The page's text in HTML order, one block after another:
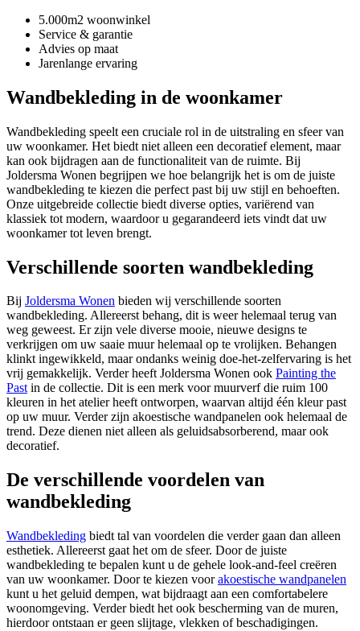
5.000m2 woonwinkel
Service & garantie
Advies op maat
Jarenlange ervaring
Wandbekleding in de woonkamer
Wandbekleding speelt een cruciale rol in de uitstraling en sfeer van
uw woonkamer. Het biedt niet alleen een decoratief element, maar
kan ook bijdragen aan de functionaliteit van de ruimte. Bij
Joldersma Wonen begrijpen we hoe belangrijk het is om de juiste
wandbekleding te kiezen die perfect past bij uw stijl en behoeften.
Onze uitgebreide collectie biedt diverse opties, variërend van
klassiek tot modern, waardoor u gegarandeerd iets vindt dat uw
woonkamer tot leven brengt.
Verschillende soorten wandbekleding
Bij Joldersma Wonen bieden wij verschillende soorten
wandbekleding. Allereerst behang, dit is weer helemaal terug van
weg geweest. Er zijn vele diverse mooie, nieuwe designs te
verkrijgen om uw saaie muur helemaal op te vrolijken. Behangen
klinkt ingewikkeld, maar ondanks weinig doe-het-zelfervaring is het
vrij gemakkelijk. Verder heeft Joldersma Wonen ook Painting the
Pastin de collectie. Dit is een merk voor muurverf die ruim 100
kleuren in het atelier heeft ontworpen, waarvan altijd één kleur past
op uw muur. Verder zijn akoestische wandpanelen ook helemaal de
trend. Deze dienen niet alleen als geluidsabsorberend, maar ook
decoratief.
De verschillende voordelen van
wandbekleding
Wandbekleding biedt tal van voordelen die verder gaan dan alleen
esthetiek. Allereerst gaat het om de sfeer. Door de juiste
wandbekleding te bepalen kunt u de gehele look-and-feel creëren
van uw woonkamer. Door te kiezen voorakoestische wandpanelen
kunt u het geluid dempen, wat bijdraagt aan een comfortabelere
woonomgeving. Verder biedt het ook bescherming van de muren,
hierdoor ontstaan er geen slijtage, vlekken of beschadigingen.